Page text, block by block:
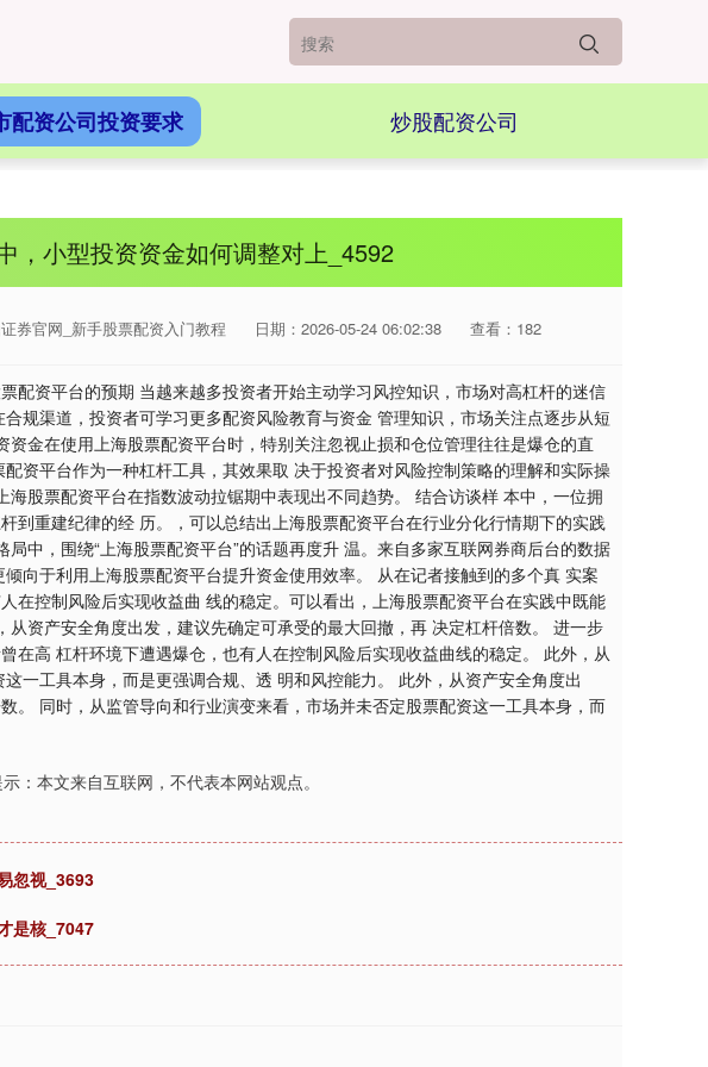
配资公司投资要求 炒股配资公司
，小型投资资金如何调整对上_4592
券官网_新手股票配资入门教程 日期：2026-05-24 06:02:38 查看：182
配资平台的预期 当越来越多投资者开始主动学习风控知识，市场对高杠杆的迷信
规渠道，投资者可学习更多配资风险教育与资金 管理知识，市场关注点逐步从短
金在使用上海股票配资平台时，特别关注忽视止损和仓位管理往往是爆仓的直
资平台作为一种杠杆工具，其效果取 决于投资者对风险控制策略的理解和实际操
股票配资平台在指数波动拉锯期中表现出不同趋势。 结合访谈样 本中，一位拥
到重建纪律的经 历。，可以总结出上海股票配资平台在行业分化行情期下的实践
中，围绕“上海股票配资平台”的话题再度升 温。来自多家互联网券商后台的数据
向于利用上海股票配资平台提升资金使用效率。 从在记者接触到的多个真 实案
在控制风险后实现收益曲 线的稳定。可以看出，上海股票配资平台在实践中既能
资产安全角度出发，建议先确定可承受的最大回撤，再 决定杠杆倍数。 进一步
在高 杠杆环境下遭遇爆仓，也有人在控制风险后实现收益曲线的稳定。 此外，从
一工具本身，而是更强调合规、透 明和风控能力。 此外，从资产安全角度出
。 同时，从监管导向和行业演变来看，市场并未否定股票配资这一工具本身，而
：本文来自互联网，不代表本网站观点。
忽视_3693
是核_7047